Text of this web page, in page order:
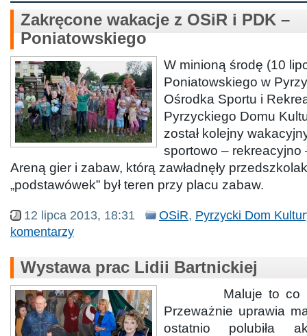
Zakręcone wakacje z OSiR i PDK –
Poniatowskiego
W minioną środę (10
Poniatowskiego w
Ośrodka Sportu i
Pyrzyckiego Domu
został kolejny
sportowo – rekreacyjno
Areną gier i zabaw, którą zawładnęły
„podstawówek” był teren przy placu zabaw.
12 lipca 2013, 18:31 OSiR, Pyrzycki Dom
komentarzy
Wystawa prac Lidii Bartnickiej
Maluje to co
Przeważnie uprawia
ostatnio polubiła